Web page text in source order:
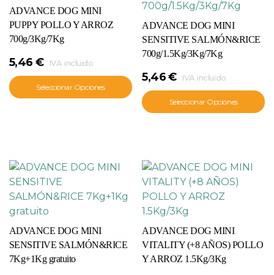
ADVANCE DOG MINI
PUPPY POLLO Y ARROZ
700g/3Kg/7Kg
5,46 € IVA incluido
Seleccionar Opciones
ADVANCE DOG MINI
SENSITIVE SALMÓN&RICE
700g/1.5Kg/3Kg/7Kg
5,46€ IVA incluido
Seleccionar Opciones
ADVANCE DOG MINI
SENSITIVE SALMÓN&RICE
7Kg+1Kg gratuito
ADVANCE DOG MINI
VITALITY (+8 AÑOS) POLLO
Y ARROZ 1.5Kg/3Kg